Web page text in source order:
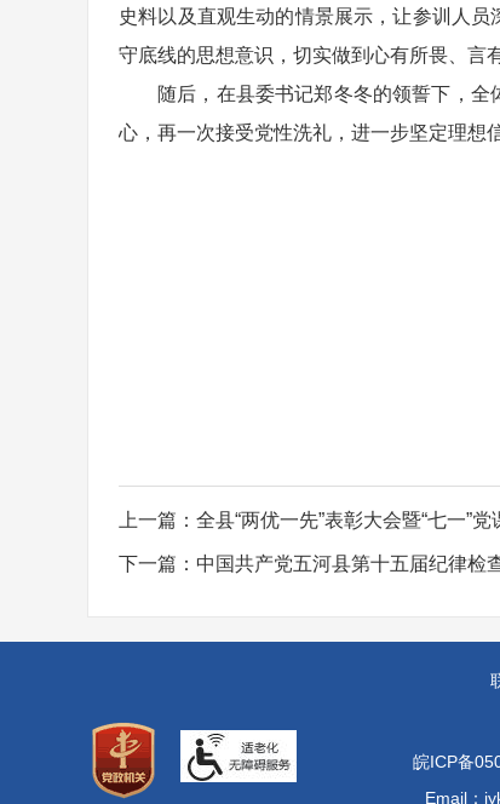
史料以及直观生动的情景展示，让参训人
守底线的思想意识，切实做到心有所畏、言
随后，在县委书记郑冬冬的领誓下，
心，再一次接受党性洗礼，进一步坚定理想
上一篇： 全县“两优一先”表彰大会暨“七一”
下一篇： 中国共产党五河县第十五届纪律检
皖ICP备
Email：